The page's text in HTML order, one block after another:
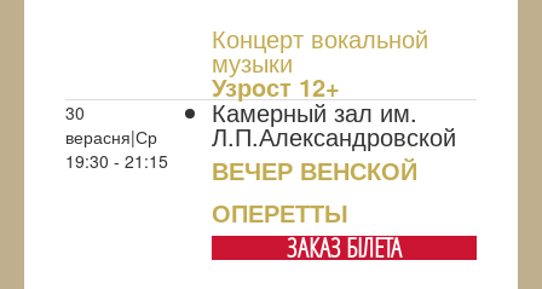
Концерт вокальной
музыки
Узрoст 12+
30
верасня|Ср
19:30 - 21:15
Камерный зал им.
Л.П.Александровской
ВЕЧЕР ВЕНСКОЙ
ОПЕРЕТТЫ
ЗАКАЗ БIЛЕТА